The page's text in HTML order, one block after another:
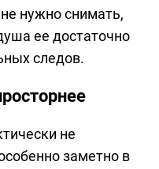
нужно снимать,
ее достаточно
следов.
не
заметно в